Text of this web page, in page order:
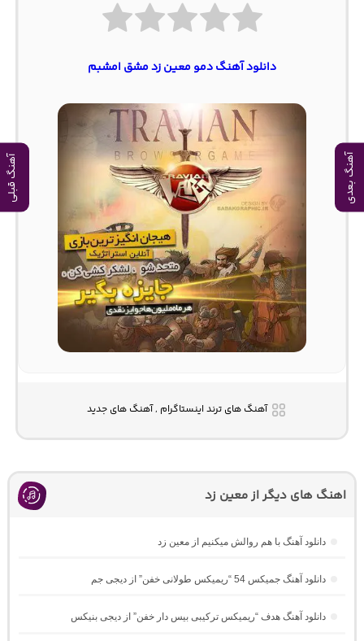
آهنگ بعدی آهنگ قبلی
دانلود آهنگ دمو معین زد مشق امشبم
آهنگ های ترند اینستاگرام , آهنگ های جدید
اهنگ های دیگر از معین زد
دانلود آهنگ با هم روالش میکنیم از معین زد
دانلود آهنگ جمیکس 54 “ریمیکس طولانی خفن” از دیجی جم
دانلود آهنگ هدف “ریمیکس ترکیبی بیس دار خفن” از دیجی بنیکس